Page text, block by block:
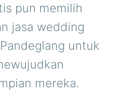
pun memilih
jasa wedding
untuk
mereka.